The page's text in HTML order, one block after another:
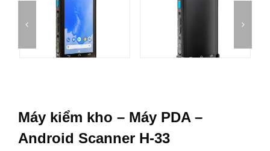
Máy kiểm kho – Máy PDA –
Android Scanner H-33